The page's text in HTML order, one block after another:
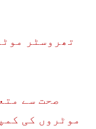
صحت سے